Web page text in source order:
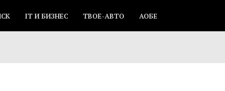
IT И БИЗНЕС ТВОЕ-АВТО АОБЕ